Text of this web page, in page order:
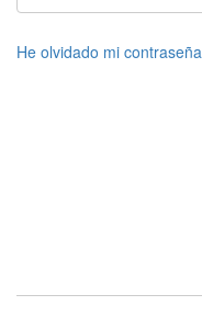
He olvidado mi contraseña